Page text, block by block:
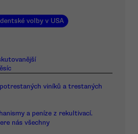
volby v USA
viníků a trestaných
a peníze z rekultivací.
nás všechny